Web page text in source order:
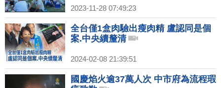
2023-11-28 07:49:23
全台僅1盒肉驗出瘦肉精 盧認同是個
案.中央續釐清
2024-02-08 21:39:51
國慶焰火逾37萬人次 中市府為流程瑕